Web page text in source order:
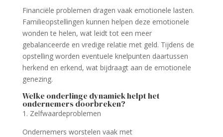
Financiële problemen dragen vaak emotionele lasten.
Familieopstellingen kunnen helpen deze emotionele
wonden te helen, wat leidt tot een meer
gebalanceerde en vredige relatie met geld. Tijdens de
opstelling worden eventuele knelpunten daartussen
herkend en erkend, wat bijdraagt aan de emotionele
genezing.
Welke onderlinge dynamiek helpt het
ondernemers doorbreken?
1. Zelfwaardeproblemen
Ondernemers worstelen vaak met